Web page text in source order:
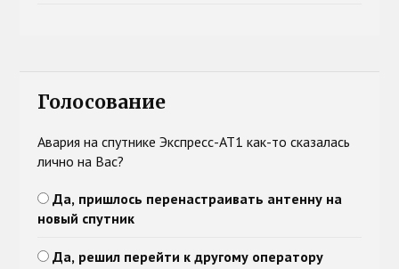
Голосование
Авария на спутнике Экспресс-АТ1 как-то сказалась
лично на Вас?
Да, пришлось перенастраивать антенну на
новый спутник
Да, решил перейти к другому оператору